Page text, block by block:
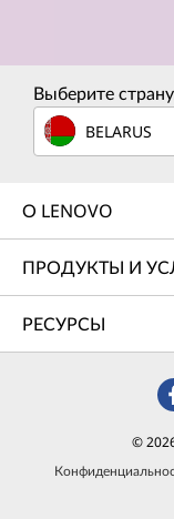
Выберите
BELARUS
О LENOVO
ПРОДУКТЫ И
РЕСУРСЫ
©